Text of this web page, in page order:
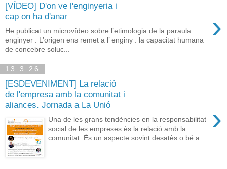
[VÍDEO] D'on ve l'enginyeria i
cap on ha d'anar
›
He publicat un microvídeo sobre l’etimologia de la paraula
enginyer . L’origen ens remet a l’ enginy : la capacitat humana
de concebre soluc...
13.3.26
[ESDEVENIMENT] La relació
de l'empresa amb la comunitat i
aliances. Jornada a La Unió
›
Una de les grans tendències en la responsabilitat
social de les empreses és la relació amb la
comunitat. És un aspecte sovint desatès o bé a...